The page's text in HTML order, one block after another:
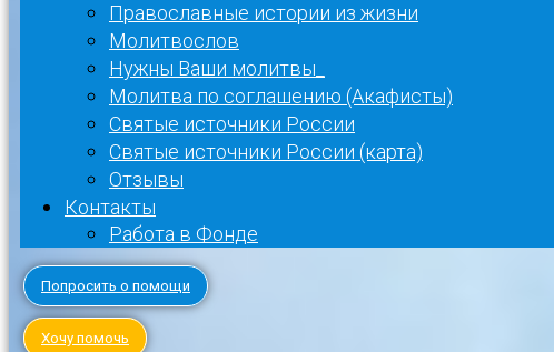
Православные истории из жизни
Молитвослов
Нужны Ваши молитвы_
Молитва по соглашению (Акафисты)
Святые источники России
Святые источники России (карта)
Отзывы
Контакты
Работа в Фонде
Попросить о помощи
Хочу помочь